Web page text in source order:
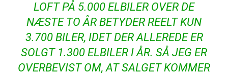
LOFT PÅ 5.000 ELBILER OVER DE
NÆSTE TO ÅR BETYDER REELT KUN
3.700 BILER, IDET DER ALLEREDE ER
SOLGT 1.300 ELBILER I ÅR. SÅ JEG ER
OVERBEVIST OM, AT SALGET KOMMER